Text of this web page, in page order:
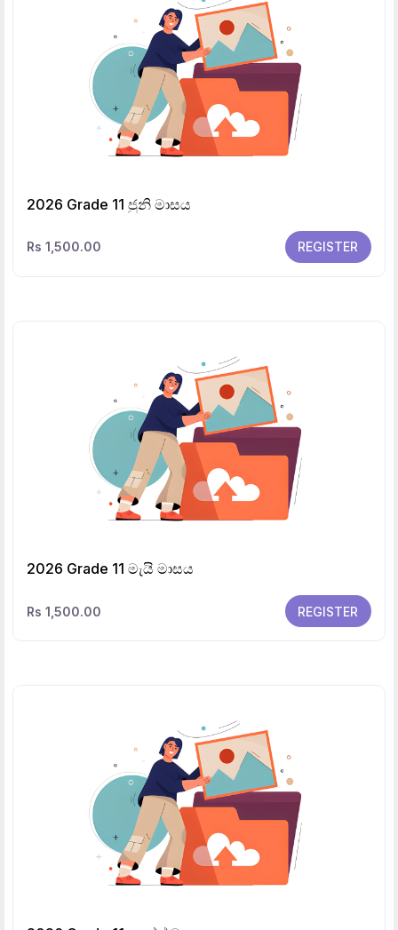
2026 Grade 11 ජුනි මාසය
Rs 1,500.00 REGISTER
2026 Grade 11 මැයි මාසය
Rs 1,500.00 REGISTER